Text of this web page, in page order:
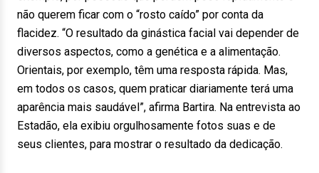
não querem ficar com o “rosto caído” por conta da
flacidez. “O resultado da ginástica facial vai depender de
diversos aspectos, como a genética e a alimentação.
Orientais, por exemplo, têm uma resposta rápida. Mas,
em todos os casos, quem praticar diariamente terá uma
aparência mais saudável”, afirma Bartira. Na entrevista ao
Estadão, ela exibiu orgulhosamente fotos suas e de
seus clientes, para mostrar o resultado da dedicação.